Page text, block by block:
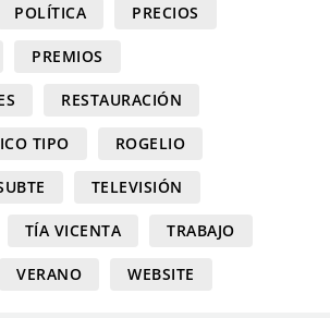
POLÍTICA PRECIOS
PREMIOS
RESTAURACIÓN
TIPO ROGELIO
TELEVISIÓN
TÍA VICENTA TRABAJO
VERANO WEBSITE